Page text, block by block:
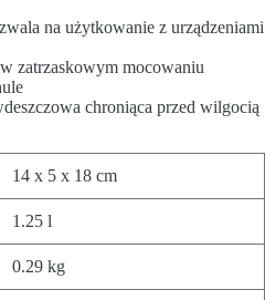
na użytkowanie z urządzeniami
zatrzaskowym mocowaniu
chroniąca przed wilgocią
14 x 5 x 18 cm
1.25 l
0.29 kg